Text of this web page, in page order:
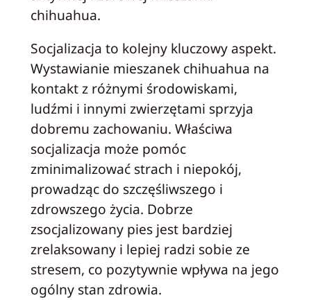
chihuahua.
Socjalizacja to kolejny kluczowy aspekt.
Wystawianie mieszanek chihuahua na
kontakt z różnymi środowiskami,
ludźmi i innymi zwierzętami sprzyja
dobremu zachowaniu. Właściwa
socjalizacja może pomóc
zminimalizować strach i niepokój,
prowadząc do szczęśliwszego i
zdrowszego życia. Dobrze
zsocjalizowany pies jest bardziej
zrelaksowany i lepiej radzi sobie ze
stresem, co pozytywnie wpływa na jego
ogólny stan zdrowia.